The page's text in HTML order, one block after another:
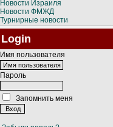
Новости Израиля
Новости ФМЖД
Турнирные новости
Login
Имя пользователя
Пароль
Запомнить меня